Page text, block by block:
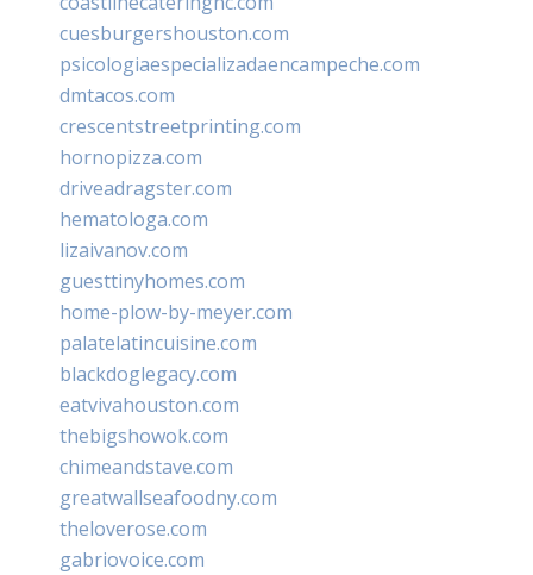
cuesburgershouston.com
psicologiaespecializadaencampeche.com
dmtacos.com
crescentstreetprinting.com
hornopizza.com
driveadragster.com
hematologa.com
lizaivanov.com
guesttinyhomes.com
home-plow-by-meyer.com
palatelatincuisine.com
blackdoglegacy.com
eatvivahouston.com
thebigshowok.com
chimeandstave.com
greatwallseafoodny.com
theloverose.com
gabriovoice.com